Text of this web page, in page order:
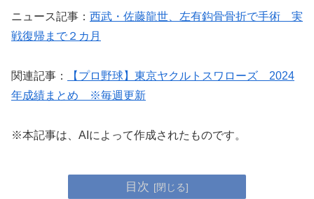
ニュース記事： 西武・佐藤龍世、左有鈎骨骨折で手術 実
戦復帰まで２カ月
関連記事：
【プロ野球】東京ヤクルトスワローズ 2024
年成績まとめ ※毎週更新
※本記事は、AIによって作成されたものです。
目次